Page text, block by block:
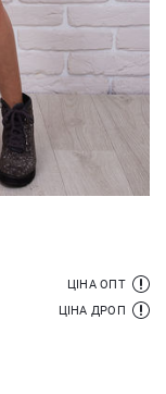
ЦІНА ОПТ
ЦІНА ДРОП